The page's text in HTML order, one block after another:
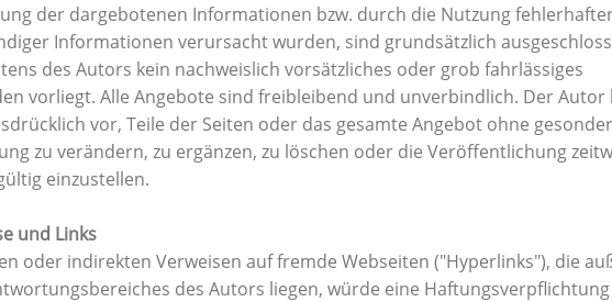
der dargebotenen Informationen bzw. durch die Nutzung
Informationen verursacht wurden, sind grundsätzlich
des Autors kein nachweislich vorsätzliches oder grob fahrlässiges
vorliegt. Alle Angebote sind freibleibend und unverbindlich. Der Autor
vor, Teile der Seiten oder das gesamte Angebot ohne
zu verändern, zu ergänzen, zu löschen oder die Veröffentlichung
einzustellen.
und Links
oder indirekten Verweisen auf fremde Webseiten ("Hyperlinks"), die
des Autors liegen, würde eine Haftungsverpflichtung